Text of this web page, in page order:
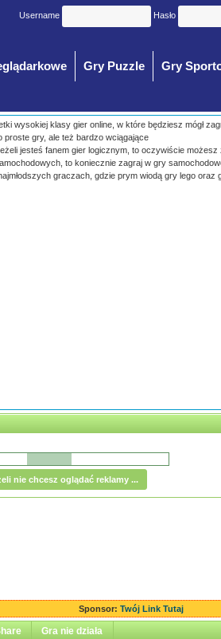
Username Hasło
Gry Puzzle Gry
wysokiej klasy gier online, w które będziesz mógł
proste gry, ale też bardzo wciągające
jesteś fanem gier logicznym, to oczywiście możesz
to koniecznie zagraj w gry
graczach, gdzie prym wiodą gry lego oraz
nie chcesz oglądać reklamy ...
Sponsor: Twój Link Tutaj
Gra nie działa